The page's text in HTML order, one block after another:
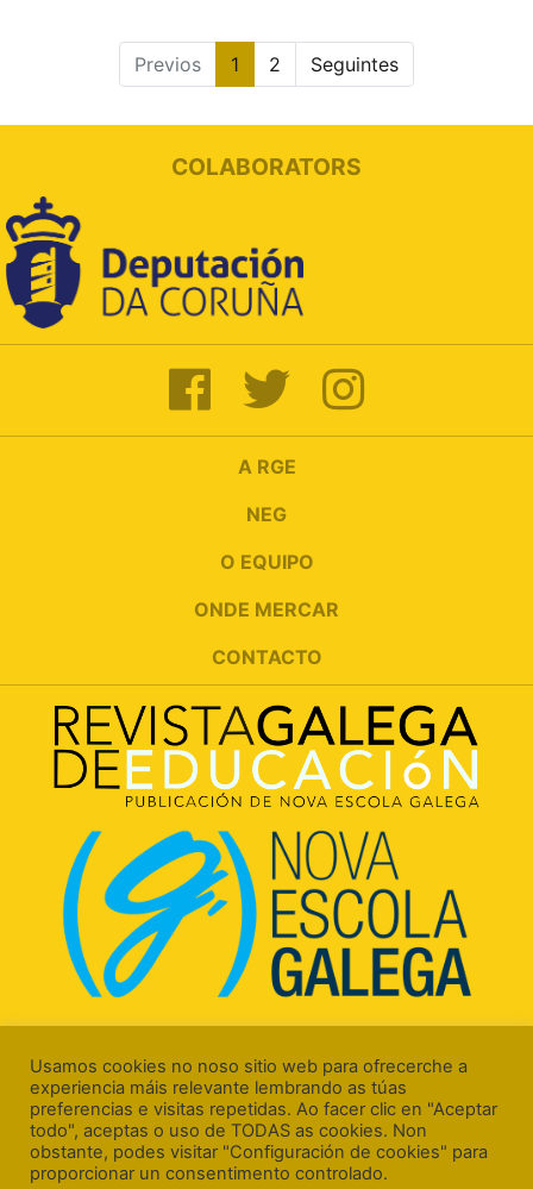
Previos 1 2 Seguintes
COLABORATORS
A RGE
NEG
O EQUIPO
ONDE MERCAR
CONTACTO
15706 Santiago de Compostela (A Coruña)
Usamos cookies no noso sitio web para ofrecerche a
experiencia máis relevante lembrando as túas
preferencias e visitas repetidas. Ao facer clic en "Aceptar
todo", aceptas o uso de TODAS as cookies. Non
obstante, podes visitar "Configuración de cookies" para
proporcionar un consentimento controlado.